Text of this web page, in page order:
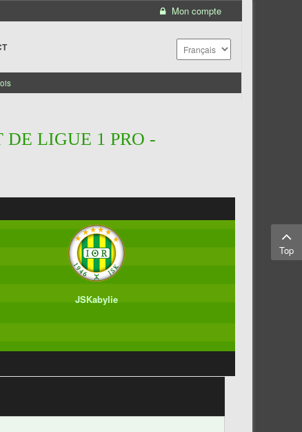
Mon compte
DE LIGUE 1 PRO -
JSKabylie
Top